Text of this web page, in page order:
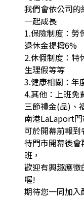
我們會依公司
一起成長
1.保險制度：勞
退休金提撥6%
2.休假制度：特
生理假等等
3.健康相關：年
4.其他：上班免
三節禮金(品)、
南港LaLaport門
可於開幕前報到
待門市開幕後
班，
歡迎有興趣應
喔!
期待您一同加